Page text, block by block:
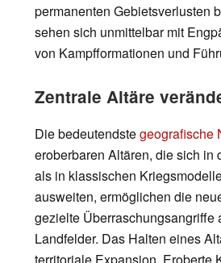
permanenten Gebietsverlusten
sehen sich unmittelbar mit
von Kampfformationen und
Zentrale Altäre
Die bedeutendstegeografische
eroberbaren Altären, die sich
als in klassischen
ausweiten, ermöglichen die
gezielte
Landfelder. Das Halten eines